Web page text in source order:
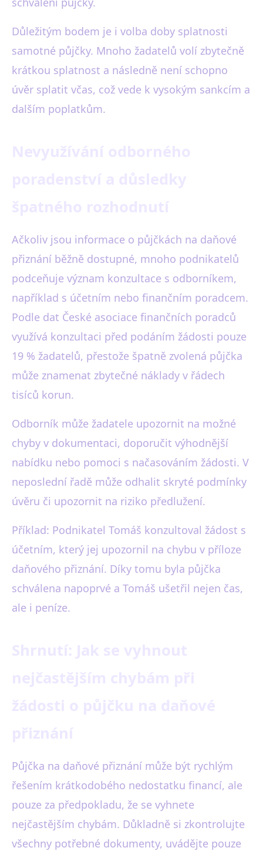
Důležitým bodem je i volba doby splatnosti
samotné půjčky. Mnoho žadatelů volí zbytečně
krátkou splatnost a následně není schopno
úvěr splatit včas, což vede k vysokým sankcím a
dalším poplatkům.
Ačkoliv jsou informace o půjčkách na daňové
přiznání běžně dostupné, mnoho podnikatelů
podceňuje význam konzultace s odborníkem,
například s účetním nebo finančním poradcem.
Podle dat České asociace finančních poradců
využívá konzultaci před podáním žádosti pouze
19 % žadatelů, přestože špatně zvolená půjčka
může znamenat zbytečné náklady v řádech
tisíců korun.
Odborník může žadatele upozornit na možné
chyby v dokumentaci, doporučit výhodnější
nabídku nebo pomoci s načasováním žádosti. V
neposlední řadě může odhalit skryté podmínky
úvěru či upozornit na riziko předlužení.
Příklad: Podnikatel Tomáš konzultoval žádost s
účetním, který jej upozornil na chybu v příloze
daňového přiznání. Díky tomu byla půjčka
schválena napoprvé a Tomáš ušetřil nejen čas,
ale i peníze.
Půjčka na daňové přiznání může být rychlým
řešením krátkodobého nedostatku financí, ale
pouze za předpokladu, že se vyhnete
nejčastějším chybám. Důkladně si zkontrolujte
všechny potřebné dokumenty, uvádějte pouze